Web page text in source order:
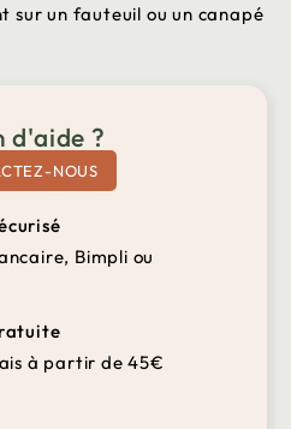
sur un fauteuil ou un canapé
d'aide ?
NOUS
Bimpli ou
à partir de 45€